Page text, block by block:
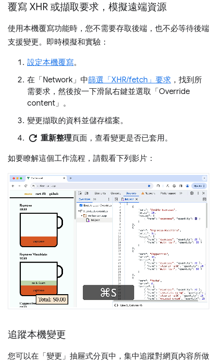
覆寫 XHR 或擷取要求，模擬遠端資源
使用本機覆寫功能時，您不需要存取後端，也不必等待後端
支援變更。即時模擬和實驗：
設定本機覆寫。
在「Network」 中篩選「XHR/fetch」 要求 ，找到所
需要求，然後按一下滑鼠右鍵並選取「Override
content」 。
變更擷取的資料並儲存檔案。
refresh 重新整理頁面，查看變更是否已套用。
如要瞭解這個工作流程，請觀看下列影片：
追蹤本機變更
您可以在「變更」 抽屜式分頁中，集中追蹤對網頁內容所做